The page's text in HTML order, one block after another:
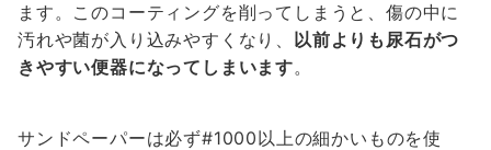
ます。このコーティングを削ってしまうと、傷の中に
汚れや菌が入り込みやすくなり、 以前よりも尿石がつ
きやすい便器になってしまいます。
サンドペーパーは必ず#1000以上の細かいものを使